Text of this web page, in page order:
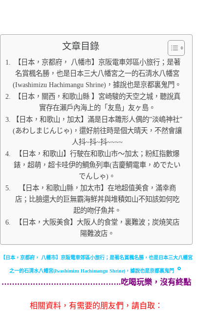
文章目錄
【日本，京都府， 八幡市】京阪電車郊區小旅行；是著
名賞楓名勝，也是日本三大八幡宮之一的石清水八幡宮
(Iwashimizu Hachimangu Shrine)，據說也是京都裏鬼門。
【日本，關西，和歌山縣 】宮崎駿的天空之城，聽說真
實存在瀨戶內海上的「友島」友ヶ島。
【日本，和歌山，加太】滿是日本雛形人偶的”淡嶋神社”
(あわしまじんじゃ)，還好前往時是個大晴天，不然會讓
人抖~抖~抖~~~~
【日本，和歌山】行駛在和歌山市～加太；粉紅指數爆
錶，超萌，超卡哇伊的鯛魚列車(吉慶鯛電車，めでたい
でんしゃ)。
【日本，和歌山縣，加太市】在地超值美食，滿幸商
店；比臉還大的巨無霸海鮮丼與堆積如山不知該如何吃
起的吻仔魚丼。
【日本，大阪美食】大阪人的食堂，裏難波；炭焼笑店
陽難波店。
【日本，京都府， 八幡市】京阪電車郊區小旅行；是著名賞楓名勝，也是日本三大八幡宮
之一的石清水八幡宮(Iwashimizu Hachimangu Shrine)，據說也是京都裏鬼門。
……………………………………….吃喝玩樂，沒有終點
相關資料，有需要的朋友們，請自取：